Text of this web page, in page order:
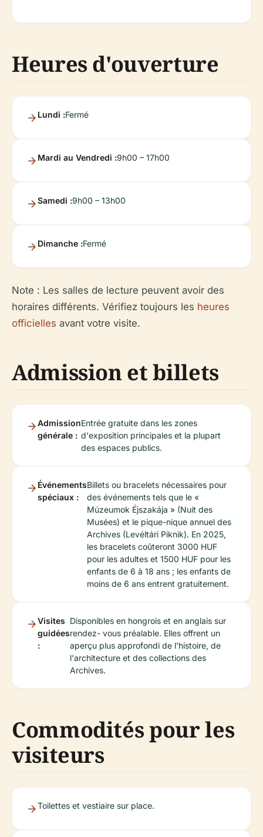
Heures d'ouverture
Lundi :Fermé
Mardi au Vendredi :9h00 – 17h00
Samedi :9h00 – 13h00
Dimanche :Fermé
Note : Les salles de lecture peuvent avoir des
horaires différents. Vérifiez toujours les heures
officielles avant votre visite.
Admission et billets
Admission
générale :
Entrée gratuite dans les zones
d'exposition principales et la plupart
des espaces publics.
Événements
spéciaux :
Billets ou bracelets nécessaires pour
des événements tels que le «
Múzeumok Éjszakája » (Nuit des
Musées) et le pique-nique annuel des
Archives (Levéltári Piknik). En 2025,
les bracelets coûteront 3000 HUF
pour les adultes et 1500 HUF pour les
enfants de 6 à 18 ans ; les enfants de
moins de 6 ans entrent gratuitement.
Visites
guidées
:
Disponibles en hongrois et en anglais sur
rendez- vous préalable. Elles offrent un
aperçu plus approfondi de l'histoire, de
l'architecture et des collections des
Archives.
Commodités pour les
visiteurs
Toilettes et vestiaire sur place.